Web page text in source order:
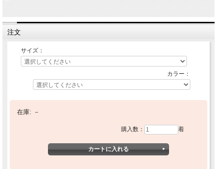
注文
サイズ：
カラー：
在庫: －
購入数： 着